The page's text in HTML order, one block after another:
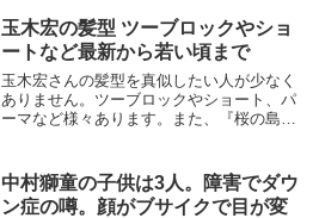
マザーでありながら女優として活躍して...
玉木宏の髪型 ツーブロックやショ
ートなど最新から若い頃まで
玉木宏さんの髪型を真似したい人が少なく
ありません。ツーブロックやショート、パ
ーマなど様々あります。また、『桜の島』
オーダー方法やセット方法も紹介します。
スタイル別玉...
中村獅童の子供は3人。障害でダウ
ン症の噂。顔がブサイクで目が変